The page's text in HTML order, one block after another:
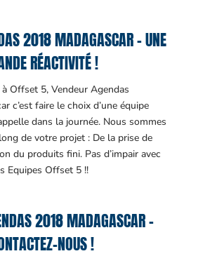
2018 MADAGASCAR – UNE
RÉACTIVITÉ !
à Offset 5, Vendeur Agendas
c’est faire le choix d’une équipe
dans la journée. Nous sommes
de votre projet : De la prise de
du produits fini. Pas d’impair avec
Equipes Offset 5 !!
2018 MADAGASCAR –
NOUS !